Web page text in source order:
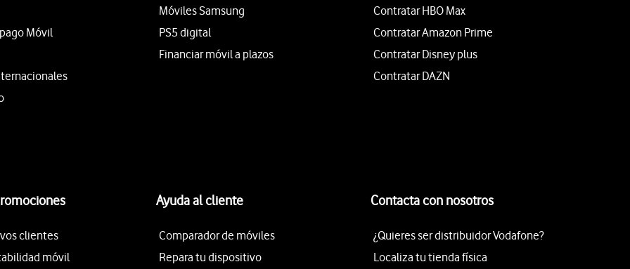
Móvil
Móviles Samsung
PS5 digital
Financiar móvil a plazos
Contratar HBO Max
Contratar Amazon Prime
Contratar Disney plus
Contratar DAZN
clientes
móvil
Ayuda al cliente
Comparador de móviles
Repara tu dispositivo
Contacta con nosotros
¿Quieres ser distribuidor Vodafone?
Localiza tu tienda física